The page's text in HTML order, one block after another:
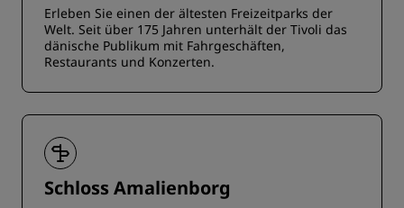
Erleben Sie einen der ältesten Freizeitparks der
Welt. Seit über 175 Jahren unterhält der Tivoli das
dänische Publikum mit Fahrgeschäften,
Restaurants und Konzerten.
Schloss Amalienborg